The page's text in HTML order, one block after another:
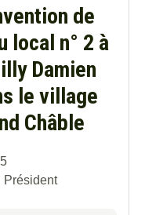
de
local n° 2 à
Damien
le village
Châble
Président